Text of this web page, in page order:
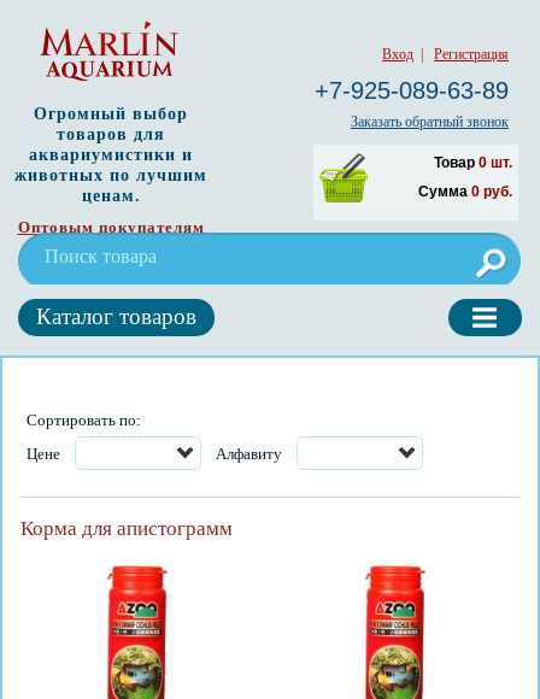
Вход Регистрация
+7-925-089-63-89
Заказать обратный звонок
Товар 0 шт.
Сумма 0 руб.
Огромный выбор
товаров для
аквариумистики и
животных по лучшим
ценам.
Оптовым покупателям
Каталог товаров
Сортировать по:
Цене
Алфавиту
Корма для апистограмм